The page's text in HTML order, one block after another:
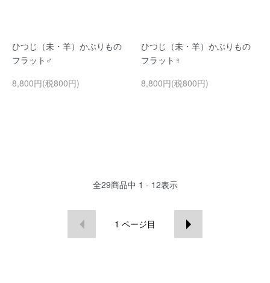
ひつじ（未・羊）かぶりもの
フラット♂
8,800円(税800円)
ひつじ（未・羊）かぶりもの
フラット♀
8,800円(税800円)
全29商品中 1 - 12表示
1 ページ目